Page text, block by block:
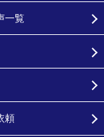
一覧
頼